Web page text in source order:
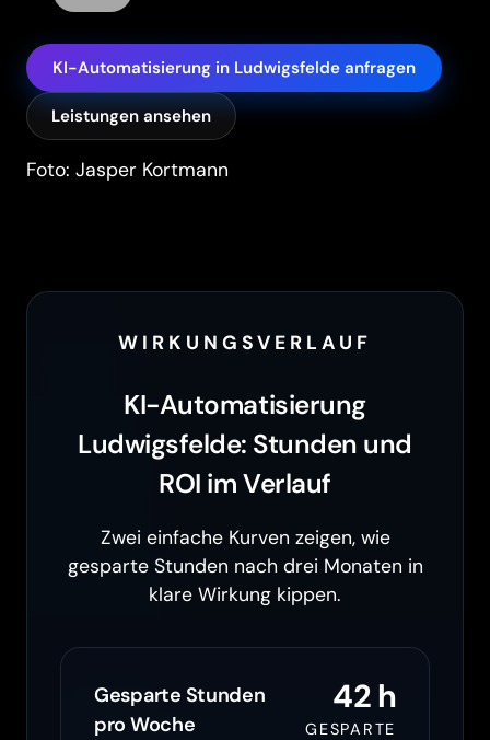
KI-Automatisierung in Ludwigsfelde anfragen
Leistungen ansehen
Foto: Jasper Kortmann
WIRKUNGSVERLAUF
KI-Automatisierung
Ludwigsfelde: Stunden und
ROI im Verlauf
Zwei einfache Kurven zeigen, wie
gesparte Stunden nach drei Monaten in
klare Wirkung kippen.
Gesparte Stunden
pro Woche
42 h
GESPARTE